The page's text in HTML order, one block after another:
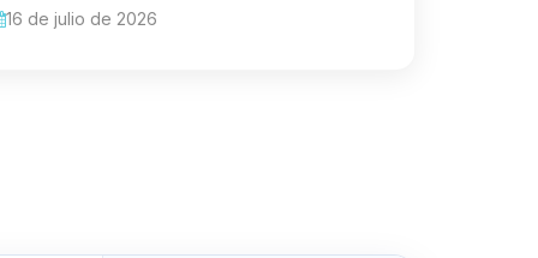
16 de julio de 2026